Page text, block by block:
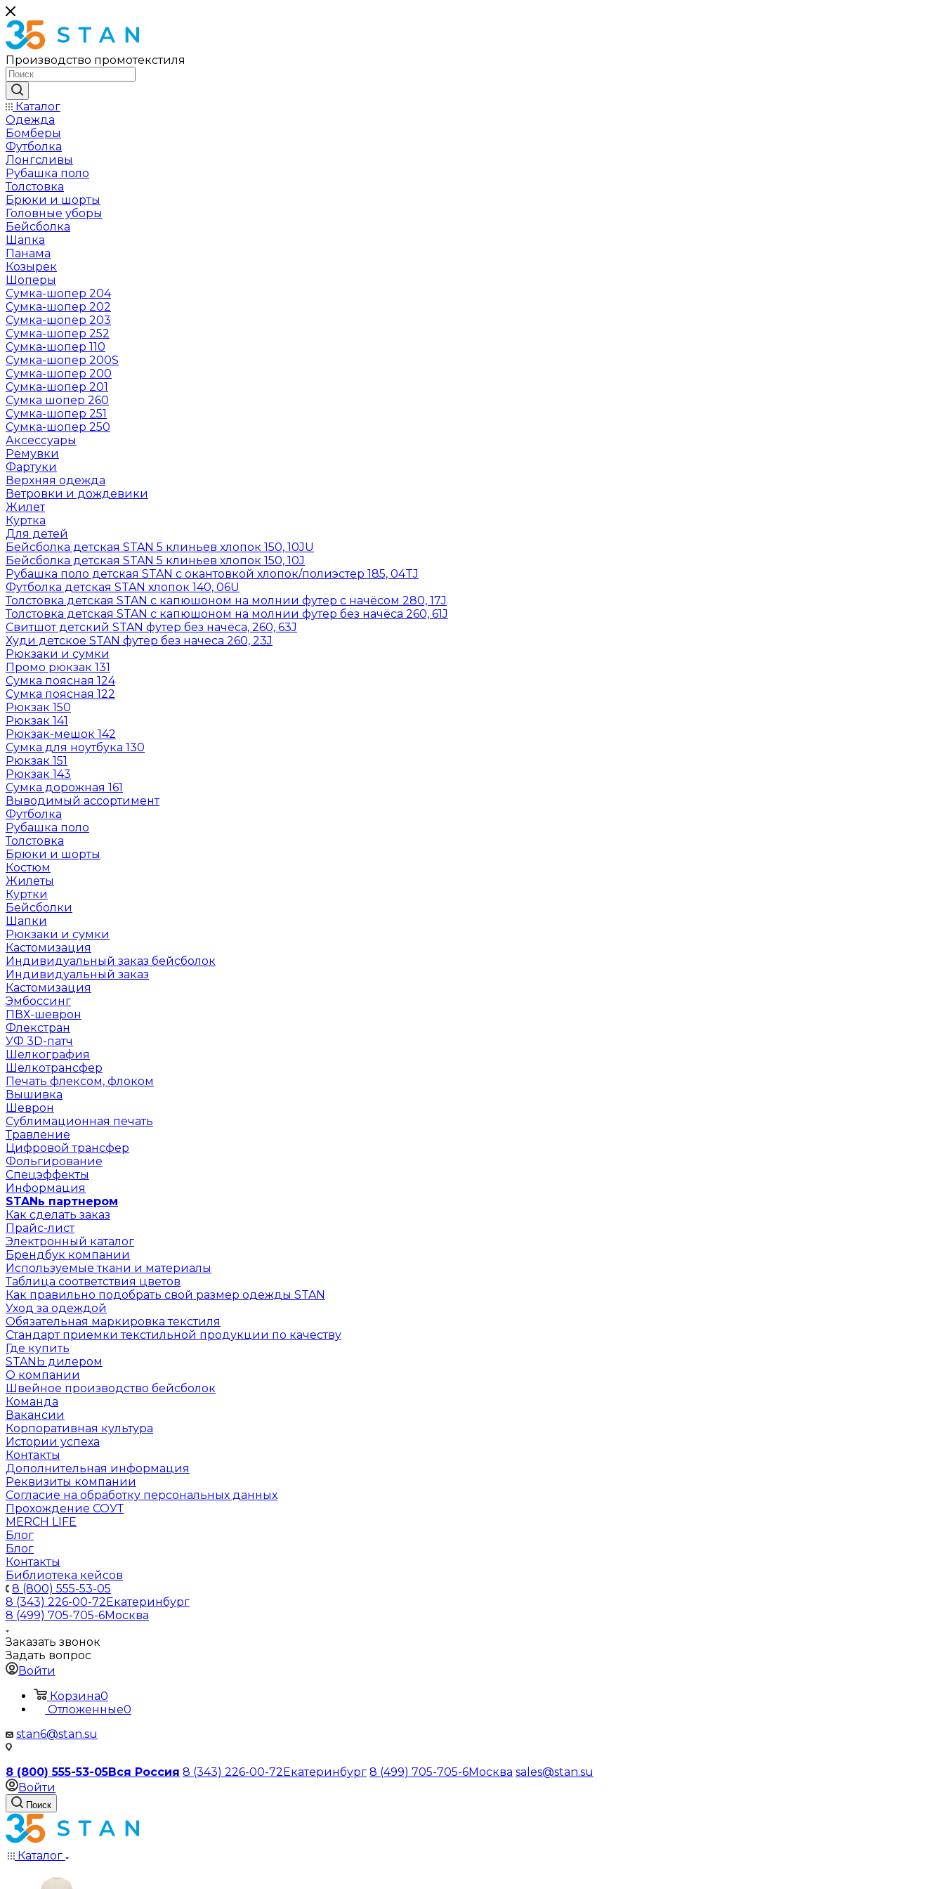
Производство промотекстиля
Каталог
Одежда
Бомберы
Футболка
Лонгсливы
Рубашка поло
Толстовка
Брюки и шорты
Головные уборы
Бейсболка
Шапка
Панама
Козырек
Шоперы
Сумка-шопер 204
Сумка-шопер 202
Сумка-шопер 203
Сумка-шопер 252
Сумка-шопер 110
Сумка-шопер 200S
Сумка-шопер 200
Сумка-шопер 201
Сумка шопер 260
Сумка-шопер 251
Сумка-шопер 250
Аксессуары
Ремувки
Фартуки
Верхняя одежда
Ветровки и дождевики
Жилет
Куртка
Для детей
Бейсболка детская STAN 5 клиньев хлопок 150, 10JU
Бейсболка детская STAN 5 клиньев хлопок 150, 10J
Рубашка поло детская STAN с окантовкой хлопок/полиэстер 185, 04TJ
Футболка детская STAN хлопок 140, 06U
Толстовка детская STAN с капюшоном на молнии футер с начёсом 280, 17J
Толстовка детская STAN с капюшоном на молнии футер без начёса 260, 61J
Свитшот детский STAN футер без начёса, 260, 63J
Худи детское STAN футер без начеса 260, 23J
Рюкзаки и сумки
Промо рюкзак 131
Сумка поясная 124
Сумка поясная 122
Рюкзак 150
Рюкзак 141
Рюкзак-мешок 142
Сумка для ноутбука 130
Рюкзак 151
Рюкзак 143
Сумка дорожная 161
Выводимый ассортимент
Футболка
Рубашка поло
Толстовка
Брюки и шорты
Костюм
Жилеты
Куртки
Бейсболки
Шапки
Рюкзаки и сумки
Кастомизация
Индивидуальный заказ бейсболок
Индивидуальный заказ
Кастомизация
Эмбоссинг
ПВХ-шеврон
Флекстран
УФ 3D-патч
Шелкография
Шелкотрансфер
Печать флексом, флоком
Вышивка
Шеврон
Сублимационная печать
Травление
Цифровой трансфер
Фольгирование
Спецэффекты
Информация
STANь партнером
Как сделать заказ
Прайс-лист
Электронный каталог
Брендбук компании
Используемые ткани и материалы
Таблица соответствия цветов
Как правильно подобрать свой размер одежды STAN
Уход за одеждой
Обязательная маркировка текстиля
Стандарт приемки текстильной продукции по качеству
Где купить
STANЬ дилером
О компании
Швейное производство бейсболок
Команда
Вакансии
Корпоративная культура
Истории успеха
Контакты
Дополнительная информация
Реквизиты компании
Согласие на обработку персональных данных
Прохождение СОУТ
MERCH LIFE
Блог
Блог
Контакты
Библиотека кейсов
8 (800) 555-53-05
8 (343) 226-00-72Екатеринбург
8 (499) 705-705-6Москва
Заказать звонок
Задать вопрос
Войти
Корзина0
Отложенные0
stan6@stan.su
8 (800) 555-53-05Вся Россия 8 (343) 226-00-72Екатеринбург 8 (499) 705-705-6Москва sales@stan.su
Войти
Поиск
Каталог